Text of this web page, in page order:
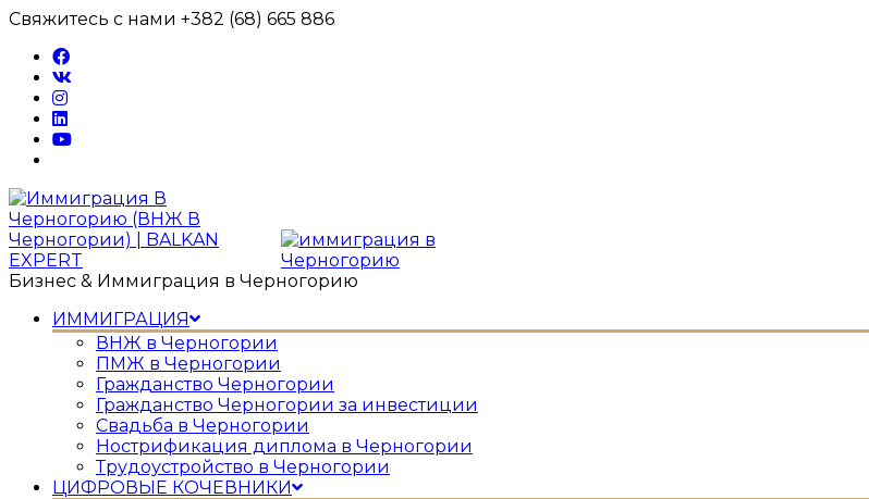
Перейти
содержимому
Свяжитесь с нами +382 (68) 665 886
Бизнес & Иммиграция в Черногорию
ИММИГРАЦИЯ
ВНЖ в Черногории
ПМЖ в Черногории
Гражданство Черногории
Гражданство Черногории за инвестиции
Свадьба в Черногории
Нострификация диплома в Черногории
Трудоустройство в Черногории
ЦИФРОВЫЕ КОЧЕВНИКИ